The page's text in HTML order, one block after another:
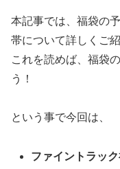
本記事では、福袋の
帯について詳しくご紹
これを読めば、福袋
う！
という事で今回は、
ファイントラッ